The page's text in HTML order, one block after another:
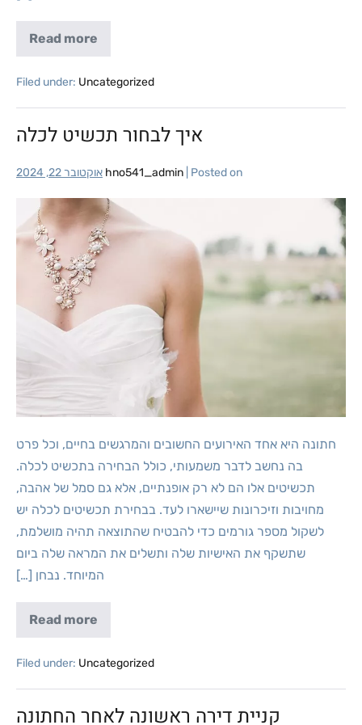
Read more
Filed under:Uncategorized
איך לבחור תכשיט לכלה
hno541_admin |Posted on אוקטובר 22, 2024
חתונה היא אחד האירועים החשובים והמרגשים בחיים, וכל פרט
בה נחשב לדבר משמעותי, כולל הבחירה בתכשיט לכלה.
תכשיטים אלו הם לא רק אופנתיים, אלא גם סמל של אהבה,
מחויבות וזיכרונות שיישארו לעד. בבחירת תכשיטים לכלה יש
לשקול מספר גורמים כדי להבטיח שהתוצאה תהיה מושלמת,
שתשקף את האישיות שלה ותשלים את המראה שלה ביום
המיוחד. נבחן […]
Read more
Filed under:Uncategorized
קניית דירה ראשונה לאחר החתונה